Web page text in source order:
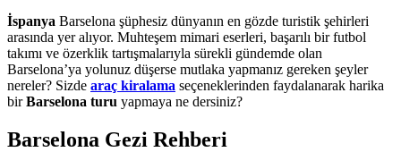
İspanya Barselona şüphesiz dünyanın en gözde turistik şehirleri
arasında yer alıyor. Muhteşem mimari eserleri, başarılı bir futbol
takımı ve özerklik tartışmalarıyla sürekli gündemde olan
Barselona’ya yolunuz düşerse mutlaka yapmanız gereken şeyler
nereler? Sizde araç kiralama seçeneklerinden faydalanarak harika
birBarselona turu yapmaya ne dersiniz?
Barselona Gezi Rehberi